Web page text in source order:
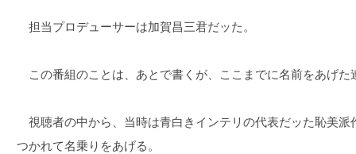
担当プロデューサーは加賀昌三君だッた。
この番組のことは、あとで書くが、ここまでに名前をあげた
視聴者の中から、当時は青白きインテリの代表だッた恥美派
つかれて名乗りをあげる。